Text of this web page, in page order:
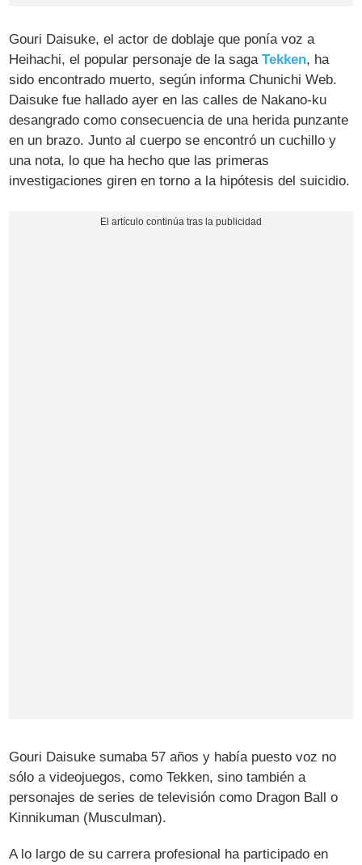
Gouri Daisuke, el actor de doblaje que ponía voz a
Heihachi, el popular personaje de la sagaTekken, ha
sido encontrado muerto, según informa Chunichi Web.
Daisuke fue hallado ayer en las calles de Nakano-ku
desangrado como consecuencia de una herida punzante
en un brazo. Junto al cuerpo se encontró un cuchillo y
una nota, lo que ha hecho que las primeras
investigaciones giren en torno a la hipótesis del suicidio.
Gouri Daisuke sumaba 57 años y había puesto voz no
sólo a videojuegos, como Tekken, sino también a
personajes de series de televisión como Dragon Ball o
Kinnikuman (Musculman).
A lo largo de su carrera profesional ha participado en